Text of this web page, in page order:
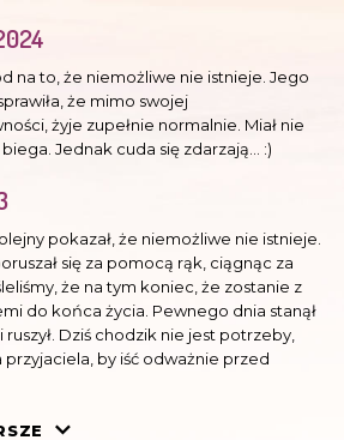
na to, że niemożliwe nie istnieje. Jego
że mimo swojej
żyje zupełnie normalnie. Miał nie
Jednak cuda się zdarzają... :)
pokazał, że niemożliwe nie istnieje.
się za pomocą rąk, ciągnąc za
że na tym koniec, że zostanie z
do końca życia. Pewnego dnia stanął
Dziś chodzik nie jest potrzeby,
przyjaciela, by iść odważnie przed